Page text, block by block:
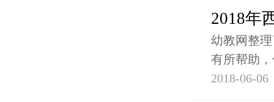
2018年
幼教网整
有所帮助
2018-06-06